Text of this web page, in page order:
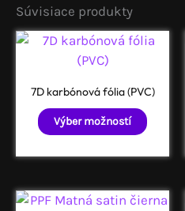
Súvisiace produkty
7D karbónová fólia (PVC)
Výber možností